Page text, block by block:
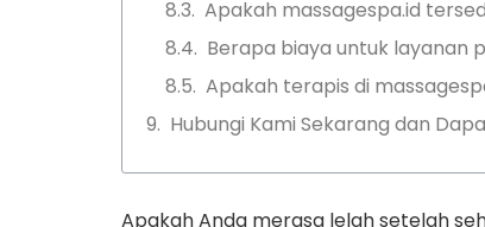
Apakah massagespa.id
Berapa biaya untuk layanan
Apakah terapis di
Hubungi Kami Sekarang dan
Apakah Anda merasa lelah setelah